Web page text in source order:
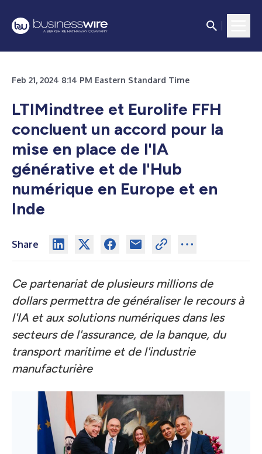
Feb 21, 2024 8:14 PM Eastern Standard Time
LTIMindtree et Eurolife FFH
concluent un accord pour la
mise en place de l'IA
générative et de l'Hub
numérique en Europe et en
Inde
Share
Ce partenariat de plusieurs millions de
dollars permettra de généraliser le recours à
l'IA et aux solutions numériques dans les
secteurs de l'assurance, de la banque, du
transport maritime et de l'industrie
manufacturière